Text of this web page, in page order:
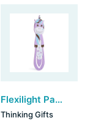
Flexilight Pals Unicorn - Purple
Thinking Gifts